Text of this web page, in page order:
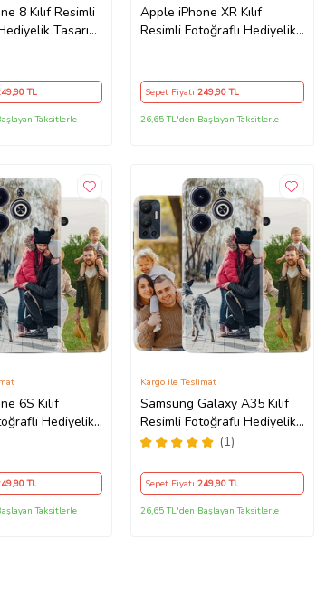
8 Kılıf Resimli
Tasarım
,90 TL
Taksitlerle
Apple iPhone XR Kılıf
Resimli Fotoğraflı Hediyelik
Sepet Fiyatı249,90 TL
26,65 TL'den Başlayan Taksitlerle
6S Kılıf
Hediyelik
,90 TL
Taksitlerle
Samsung Galaxy A35 Kılıf
Resimli Fotoğraflı Hediyelik
Tasarım Silikon Kişiye Özel
(1)
Kargo ile Teslimat
Sepet Fiyatı249,90 TL
26,65 TL'den Başlayan Taksitlerle